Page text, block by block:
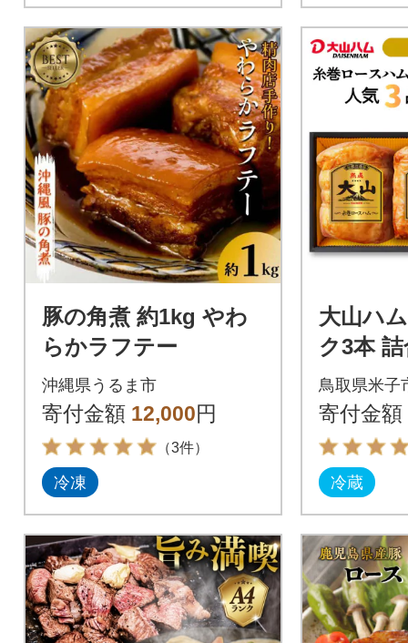
豚の角煮 約1kg やわ
らかラフテー
沖縄県うるま市
寄付金額 12,000円
（3件）
冷凍
大山ハ
ク3本
ロース
焼き豚
鳥取県米子
寄付金額
冷蔵